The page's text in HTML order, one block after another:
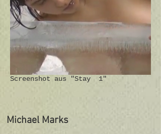
Screenshot aus "Stay 1"
Michael Marks